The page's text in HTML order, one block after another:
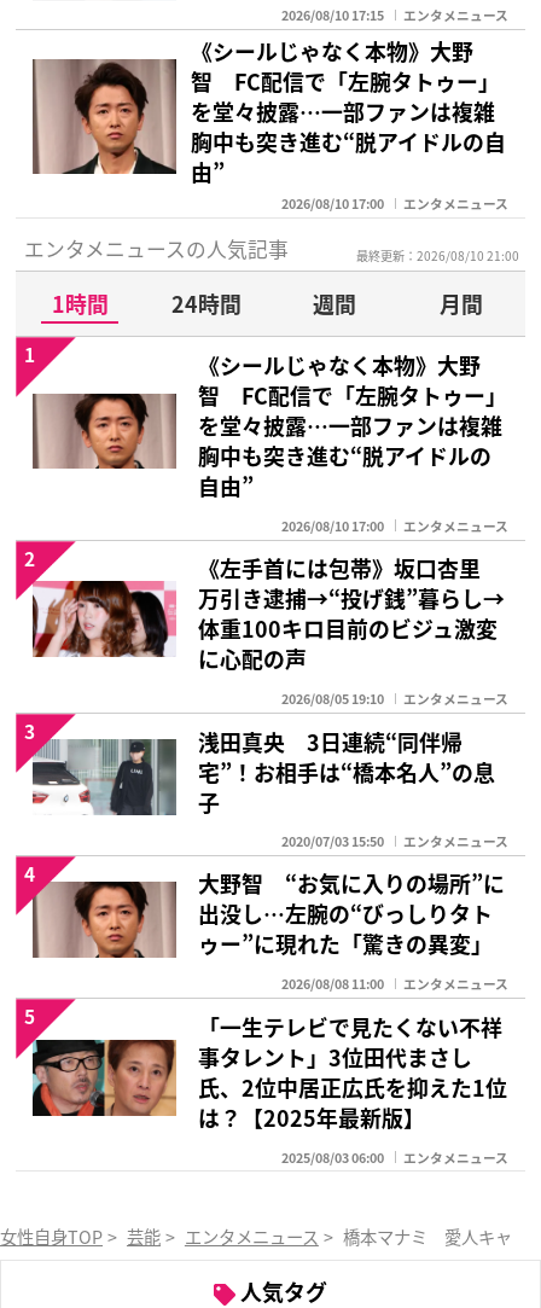
2026/08/10 17:15 エンタメニュース
《シールじゃなく本物》大野
智 FC配信で「左腕タトゥー」
を堂々披露…一部ファンは複雑
胸中も突き進む“脱アイドルの自
由”
2026/08/10 17:00 エンタメニュース
エンタメニュースの人気記事 最終更新：2026/08/10 21:00
1時間 24時間 週間
月間
《シールじゃなく本物》大野
智 FC配信で「左腕タトゥー」
を堂々披露…一部ファンは複雑
胸中も突き進む“脱アイドルの
自由”
2026/08/10 17:00 エンタメニュース
1
《左手首には包帯》坂口杏里
万引き逮捕→“投げ銭”暮らし→
体重100キロ目前のビジュ激変
に心配の声
2026/08/05 19:10 エンタメニュース
2
浅田真央 3日連続“同伴帰
宅”！お相手は“橋本名人”の息
子
2020/07/03 15:50 エンタメニュース
3
大野智 “お気に入りの場所”に
出没し…左腕の“びっしりタト
ゥー”に現れた「驚きの異変」
2026/08/08 11:00 エンタメニュース
4
「一生テレビで見たくない不祥
事タレント」3位田代まさし
氏、2位中居正広氏を抑えた1位
は？【2025年最新版】
2025/08/03 06:00 エンタメニュース
5
女性自身TOP > 芸能 > エンタメニュース > 橋本マナミ 愛人キャラ
人気タグ